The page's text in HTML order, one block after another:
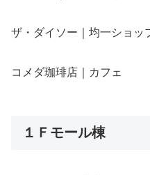
ザ・ダイソー｜均一ショッ
コメダ珈琲店｜カフェ
１Ｆモール棟